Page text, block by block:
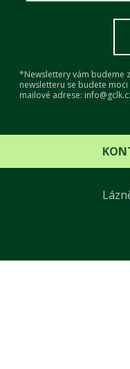
*Newslettery vám budeme
newsletteru se budete
mailové adrese: